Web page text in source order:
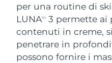
per una routine di
LUNATM
3 permette ai
contenuti in creme,
penetrare in
possono fornire i